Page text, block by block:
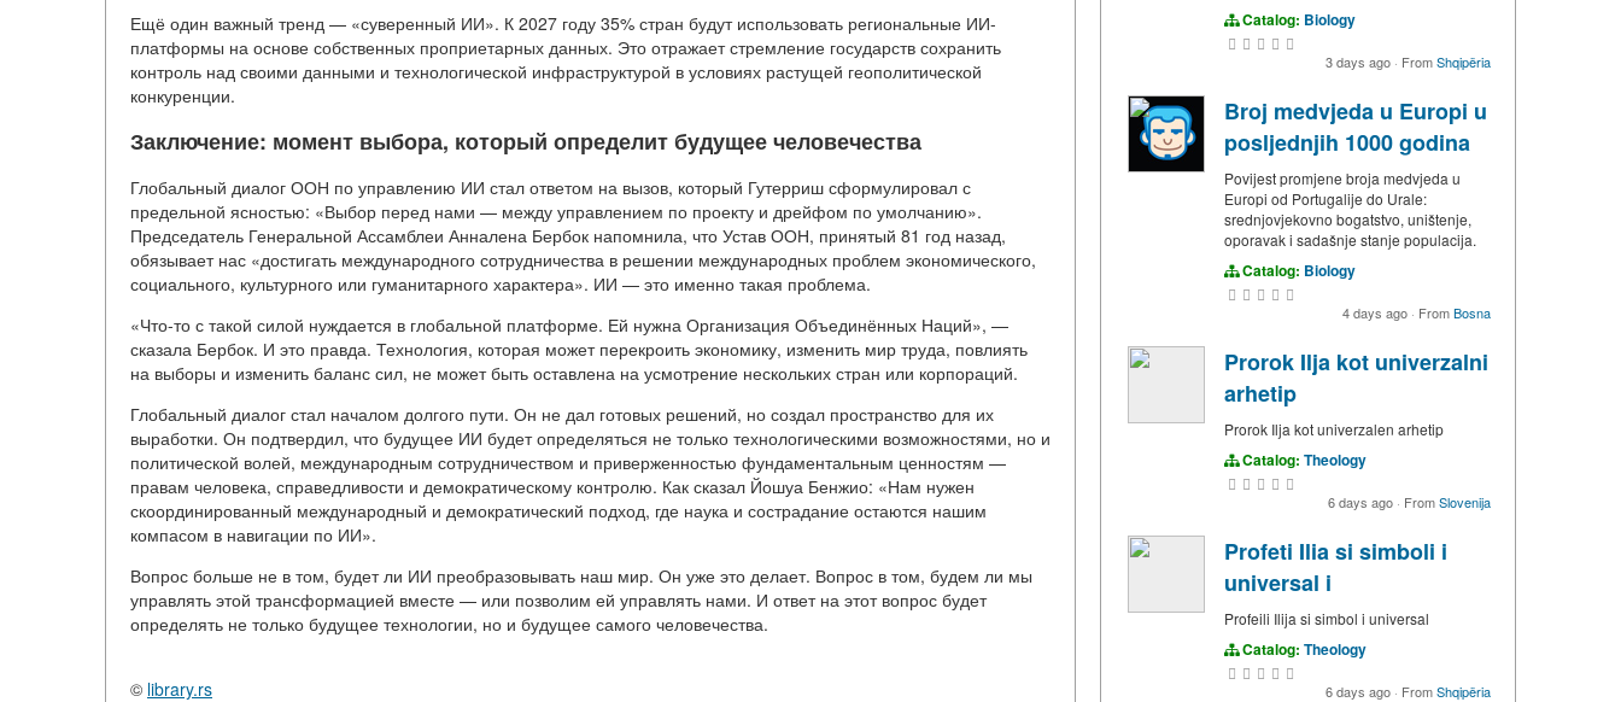
Ещё один важный тренд — «суверенный ИИ». К 2027 году 35% стран будут использовать региональные ИИ-
платформы на основе собственных проприетарных данных. Это отражает стремление государств сохранить
контроль над своими данными и технологической инфраструктурой в условиях растущей геополитической
конкуренции.
Заключение: момент выбора, который определит будущее человечества
Глобальный диалог ООН по управлению ИИ стал ответом на вызов, который Гутерриш сформулировал с
предельной ясностью: «Выбор перед нами — между управлением по проекту и дрейфом по умолчанию».
Председатель Генеральной Ассамблеи Анналена Бербок напомнила, что Устав ООН, принятый 81 год назад,
обязывает нас «достигать международного сотрудничества в решении международных проблем экономического,
социального, культурного или гуманитарного характера». ИИ — это именно такая проблема.
«Что-то с такой силой нуждается в глобальной платформе. Ей нужна Организация Объединённых Наций», —
сказала Бербок. И это правда. Технология, которая может перекроить экономику, изменить мир труда, повлиять
на выборы и изменить баланс сил, не может быть оставлена на усмотрение нескольких стран или корпораций.
Глобальный диалог стал началом долгого пути. Он не дал готовых решений, но создал пространство для их
выработки. Он подтвердил, что будущее ИИ будет определяться не только технологическими возможностями, но и
политической волей, международным сотрудничеством и приверженностью фундаментальным ценностям —
правам человека, справедливости и демократическому контролю. Как сказал Йошуа Бенжио: «Нам нужен
скоординированный международный и демократический подход, где наука и сострадание остаются нашим
компасом в навигации по ИИ».
Вопрос больше не в том, будет ли ИИ преобразовывать наш мир. Он уже это делает. Вопрос в том, будем ли мы
управлять этой трансформацией вместе — или позволим ей управлять нами. И ответ на этот вопрос будет
определять не только будущее технологии, но и будущее самого человечества.
© library.rs
Catalog: Biology
3 days ago · FromShqipëria
Broj medvjeda u Europi u
posljednjih 1000 godina
Povijest promjene broja medvjeda u
Europi od Portugalije do Urale:
srednjovjekovno bogatstvo, uništenje,
oporavak i sadašnje stanje populacija.
Catalog: Biology
4 days ago · FromBosna
Prorok Ilja kot univerzalni
arhetip
Prorok Ilja kot univerzalen arhetip
Catalog: Theology
6 days ago · FromSlovenija
Profeti Ilia si simboli i
universal i
Profeili Ilija si simbol i universal
Catalog: Theology
6 days ago · FromShqipëria